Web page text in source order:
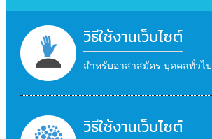
วิธีใช้งานเว็บไซต์
สำหรับอาสาสมัคร บุคคลทั่วไป
วิธีใช้งานเว็บไซต์